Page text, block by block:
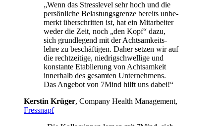
„Wenn das Stress­le­vel sehr hoch und die
per­sön­li­che Belas­tungs­grenze bereits unbe­
merkt über­schrit­ten ist, hat ein Mit­ar­bei­ter
weder die Zeit, noch „den Kopf“ dazu,
sich grund­le­gend mit der Acht­sam­keits­
lehre zu beschäf­ti­gen. Daher setzen wir auf
die recht­zei­tige, nied­rig­schwel­lige und
kon­stante Eta­blie­rung von Acht­sam­keit
inner­halb des gesam­ten Unterneh­mens.
Das Ange­bot von 7Mind hilft uns dabei!“
Kers­tin Krüger, Com­pany Health Manage­ment,
Fressnapf